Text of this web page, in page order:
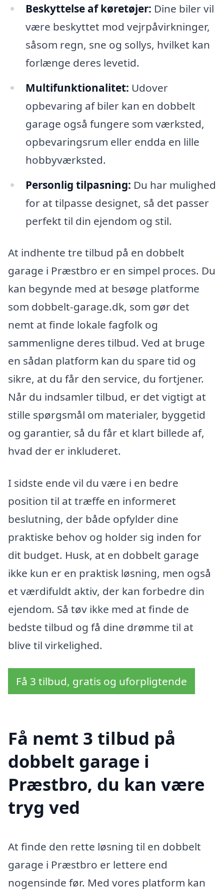
Beskyttelse af køretøjer: Dine biler vil
være beskyttet mod vejrpåvirkninger,
såsom regn, sne og sollys, hvilket kan
forlænge deres levetid.
Multifunktionalitet: Udover
opbevaring af biler kan en dobbelt
garage også fungere som værksted,
opbevaringsrum eller endda en lille
hobbyværksted.
Personlig tilpasning: Du har mulighed
for at tilpasse designet, så det passer
perfekt til din ejendom og stil.
At indhente tre tilbud på en dobbelt
garage i Præstbro er en simpel proces. Du
kan begynde med at besøge platforme
som dobbelt-garage.dk, som gør det
nemt at finde lokale fagfolk og
sammenligne deres tilbud. Ved at bruge
en sådan platform kan du spare tid og
sikre, at du får den service, du fortjener.
Når du indsamler tilbud, er det vigtigt at
stille spørgsmål om materialer, byggetid
og garantier, så du får et klart billede af,
hvad der er inkluderet.
I sidste ende vil du være i en bedre
position til at træffe en informeret
beslutning, der både opfylder dine
praktiske behov og holder sig inden for
dit budget. Husk, at en dobbelt garage
ikke kun er en praktisk løsning, men også
et værdifuldt aktiv, der kan forbedre din
ejendom. Så tøv ikke med at finde de
bedste tilbud og få dine drømme til at
blive til virkelighed.
Få 3 tilbud, gratis og uforpligtende
Få nemt 3 tilbud på
dobbelt garage i
Præstbro, du kan være
tryg ved
At finde den rette løsning til en dobbelt
garage i Præstbro er lettere end
nogensinde før. Med vores platform kan